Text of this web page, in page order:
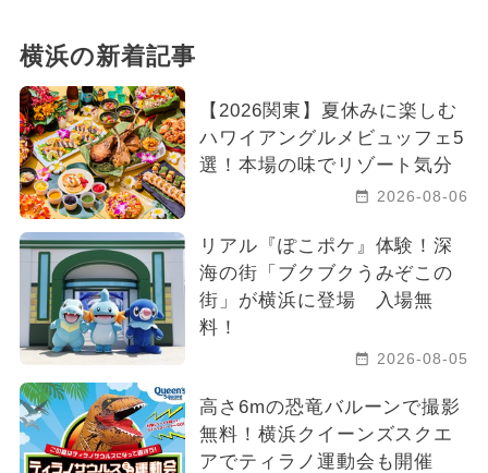
横浜の新着記事
【2026関東】夏休みに楽しむ
ハワイアングルメビュッフェ5
選！本場の味でリゾート気分
2026-08-06
リアル『ぽこポケ』体験！深
海の街「ブクブクうみぞこの
街」が横浜に登場 入場無
料！
2026-08-05
高さ6mの恐竜バルーンで撮影
無料！横浜クイーンズスクエ
アでティラノ運動会も開催